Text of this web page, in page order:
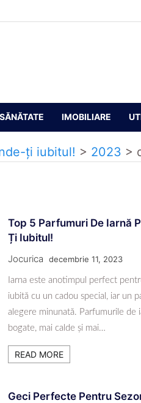
SĂNĂTATE IMOBILIARE
ți iubitul! > 2023 >
Top 5 Parfumuri De Iarnă
Ți Iubitul!
Jocurica decembrie 11, 2023
Iarna este anotimpul perfect
iubită cu un cadou special, iar un
alegere minunată. Parfumurile de
bogate, mai calde și mai…
READ MORE
Geci Perfecte Pentru